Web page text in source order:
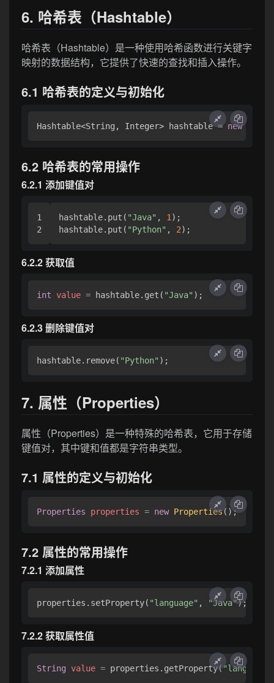
6. 哈希表（Hashtable）
哈希表（Hashtable）是一种使用哈希函数进行关键字
映射的数据结构，它提供了快速的查找和插入操作。
6.1 哈希表的定义与初始化
Hashtable<String, Integer> hashtable = new
6.2 哈希表的常用操作
6.2.1 添加键值对
1
hashtable.put( "Java" , 1 );
hashtable.put( "Python" , 2
6.2.2 获取值
int value = hashtable.get( "Java"
6.2.3 删除键值对
hashtable.remove( "Python"
7. 属性（Properties）
属性（Properties）是一种特殊的哈希表，它用于存储
键值对，其中键和值都是字符串类型。
7.1 属性的定义与初始化
Properties properties = new Properties
7.2 属性的常用操作
7.2.1 添加属性
properties.setProperty( "language" , "Java"
7.2.2 获取属性值
String value = properties.getProperty("language"